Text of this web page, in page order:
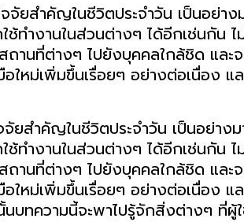
สำคัญในชีวิตประจำวัน เป็นอย่าง
ทำงานในส่วนต่างๆ ได้อีกเช่นกัน
ถานที่ต่างๆ ไปยังบุคคลใกล้ชิด และ
ใหม่เพิ่มขึ้นเรื่อยๆ อย่างต่อเนื่อง
สำคัญในชีวิตประจำวัน เป็นอย่างม
ทำงานในส่วนต่างๆ ได้อีกเช่นกัน
ถานที่ต่างๆ ไปยังบุคคลใกล้ชิด และ
ใหม่เพิ่มขึ้นเรื่อยๆ อย่างต่อเนื่อง
ทความนี้จะพาไปรู้จักสิ่งต่างๆ ที่ผู้